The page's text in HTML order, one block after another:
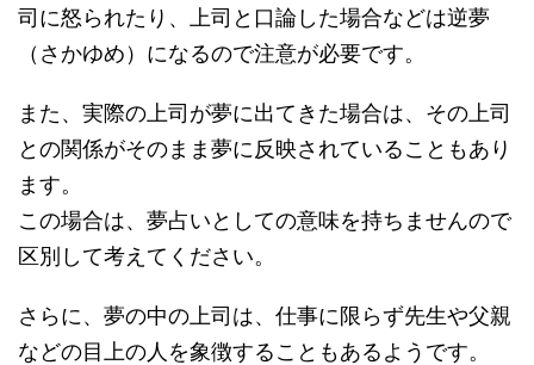
司に怒られたり、上司と口論した場合などは逆夢
（さかゆめ）になるので注意が必要です。
また、実際の上司が夢に出てきた場合は、その上司
との関係がそのまま夢に反映されていることもあり
ます。
この場合は、夢占いとしての意味を持ちませんので
区別して考えてください。
さらに、夢の中の上司は、仕事に限らず先生や父親
などの目上の人を象徴することもあるようです。